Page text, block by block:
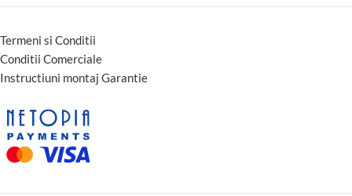
Termeni si Conditii
Conditii Comerciale
Instructiuni montaj Garantie